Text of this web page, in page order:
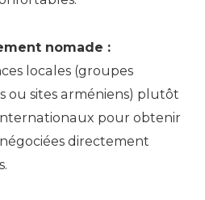
nomade :
locales (groupes
ou sites arméniens) plutôt
pour obtenir
directement